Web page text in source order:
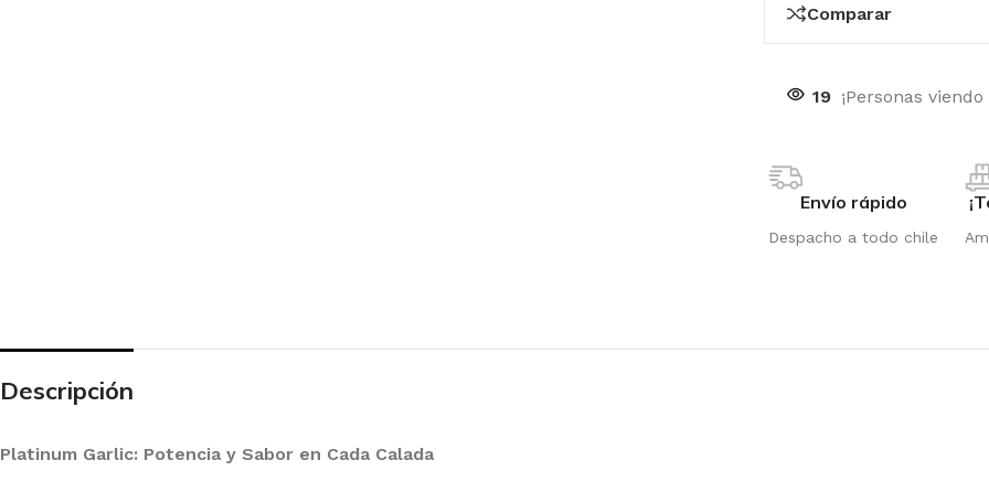
Comparar
19 ¡Personas
Envío rápido
Despacho a todo chile
Descripción
Platinum Garlic: Potencia y Sabor en Cada Calada